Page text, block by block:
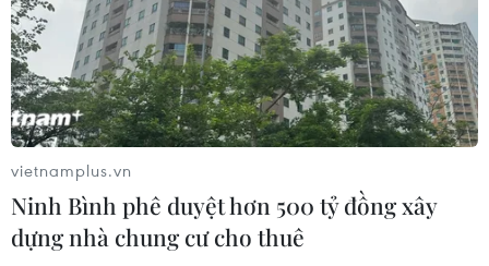
Đội tuyển Futsal Việt Nam giành
chiến thắng đậm tại giải đấu ở Thái
Lan
02/08/2026 22:40
Nhận định Việt Nam vs Indonesia:
Chờ kỳ tích ngay tại 'chảo lửa'
vietnamplus.vn
Ninh Bình phê duyệt hơn 500 tỷ đồng xây
dựng nhà chung cư cho thuê